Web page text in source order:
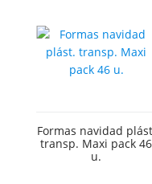
Formas navidad
transp. Maxi pack 46
u.